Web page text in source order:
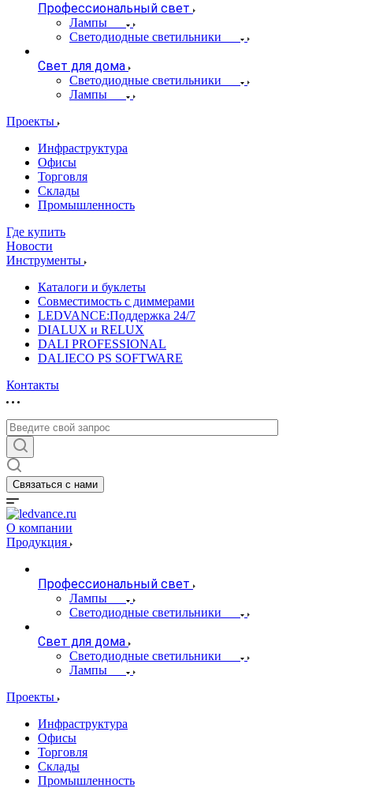
Профессиональный свет
Лампы
Светодиодные светильники
Свет для дома
Светодиодные светильники
Лампы
Проекты
Инфраструктура
Офисы
Торговля
Склады
Промышленность
Где купить
Новости
Инструменты
Каталоги и буклеты
Совместимость с диммерами
LEDVANCE:Поддержка 24/7
DIALUX и RELUX
DALI PROFESSIONAL
DALIECO PS SOFTWARE
Контакты
Связаться с нами
О компании
Продукция
Профессиональный свет
Лампы
Светодиодные светильники
Свет для дома
Светодиодные светильники
Лампы
Проекты
Инфраструктура
Офисы
Торговля
Склады
Промышленность